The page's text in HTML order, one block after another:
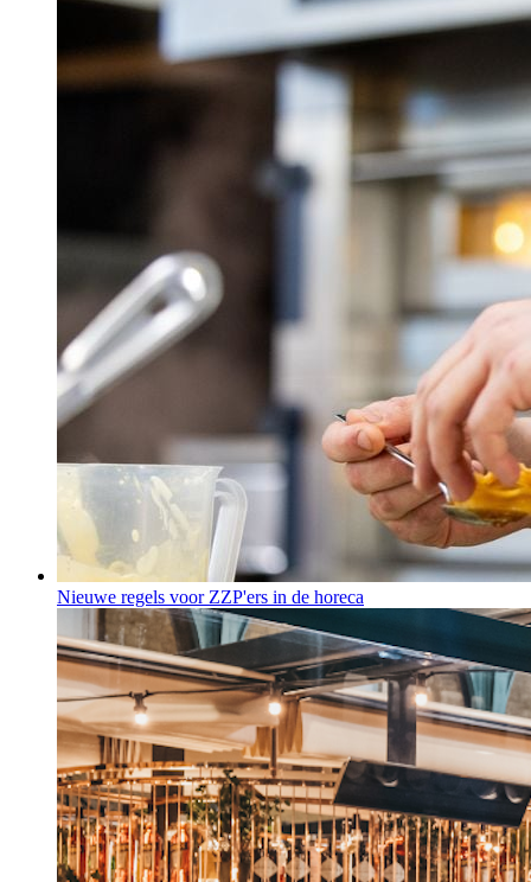
Nieuwe regels voor ZZP'ers in de horeca